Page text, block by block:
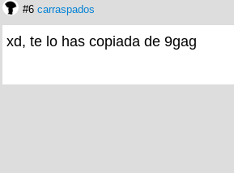
#6 carraspados
xd, te lo has copiada de 9gag